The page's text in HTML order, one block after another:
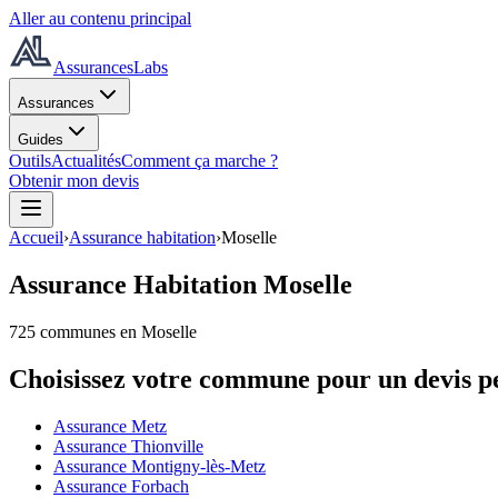
Aller au contenu principal
AssurancesLabs
Assurances
Guides
OutilsActualitésComment ça marche ?
Obtenir mon devis
Accueil›Assurance habitation›Moselle
Assurance Habitation Moselle
725 communes en Moselle
Choisissez votre commune pour un devis
Assurance Metz
Assurance Thionville
Assurance Montigny-lès-Metz
Assurance Forbach